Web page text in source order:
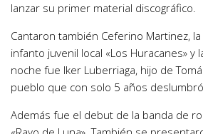
lanzar su primer material discográfico.
Cantaron también Ceferino Martinez,
infanto juvenil local «Los Huracanes» y
noche fue Iker Luberriaga, hijo de
pueblo que con solo 5 años
Además fue el debut de la banda de